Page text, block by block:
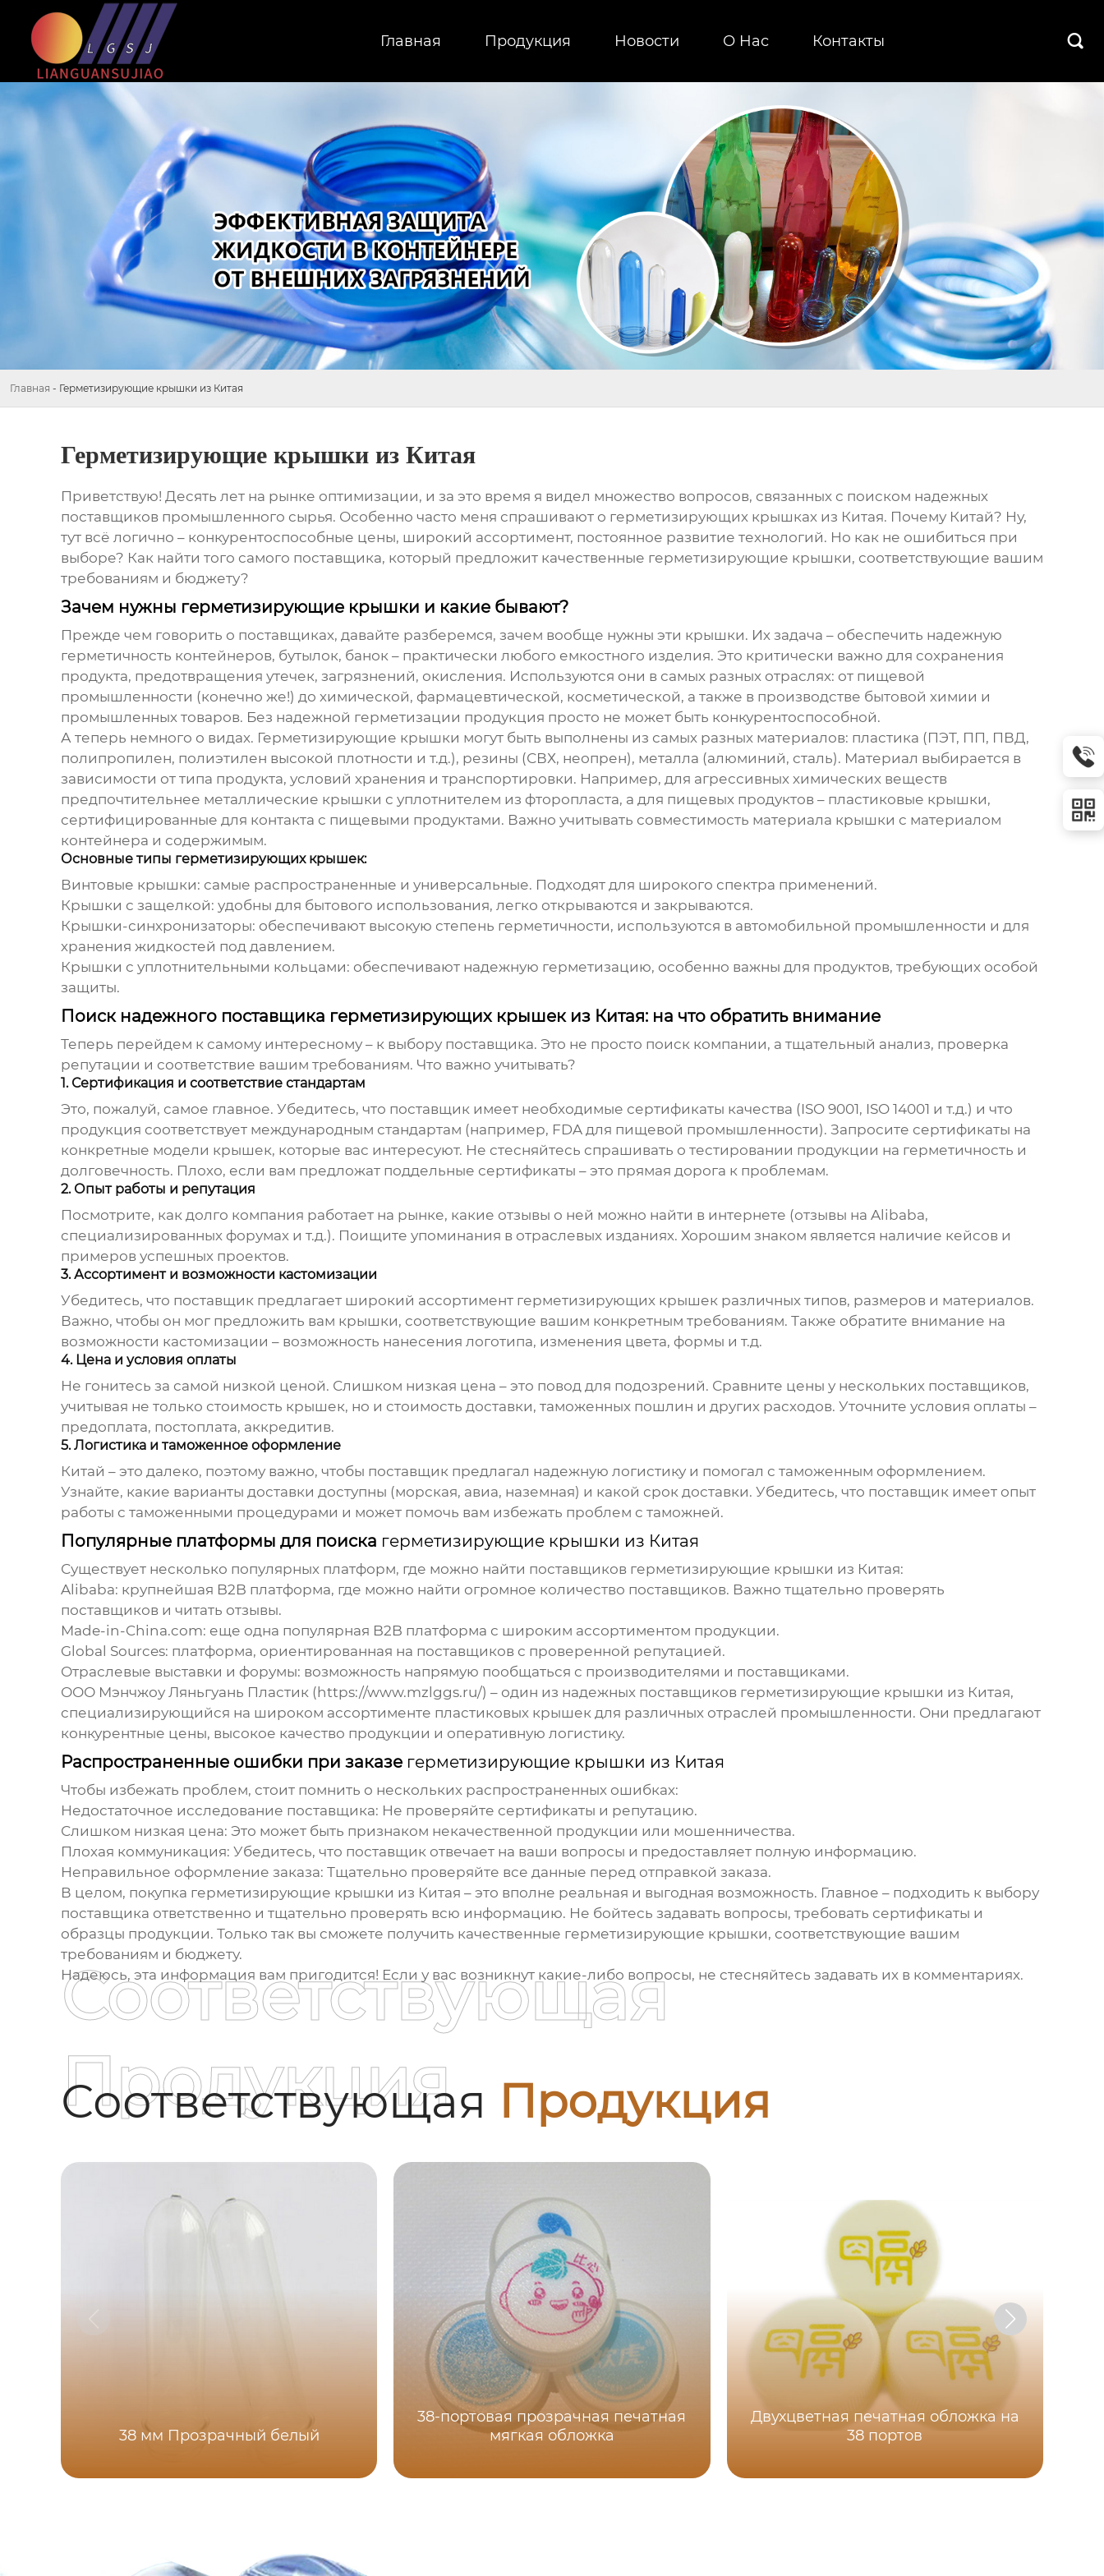
Главная Продукция Новости О Hас Контакты 
Главная - Герметизирующие крышки из Китая
Герметизирующие крышки из Китая
Приветствую! Десять лет на рынке оптимизации, и за это время я видел множество вопросов, связанных с поиском надежных
поставщиков промышленного сырья. Особенно часто меня спрашивают о герметизирующих крышках из Китая. Почему Китай? Ну,
тут всё логично – конкурентоспособные цены, широкий ассортимент, постоянное развитие технологий. Но как не ошибиться при
выборе? Как найти того самого поставщика, который предложит качественные герметизирующие крышки, соответствующие вашим
требованиям и бюджету?
Зачем нужны герметизирующие крышки и какие бывают?
Прежде чем говорить о поставщиках, давайте разберемся, зачем вообще нужны эти крышки. Их задача – обеспечить надежную
герметичность контейнеров, бутылок, банок – практически любого емкостного изделия. Это критически важно для сохранения
продукта, предотвращения утечек, загрязнений, окисления. Используются они в самых разных отраслях: от пищевой
промышленности (конечно же!) до химической, фармацевтической, косметической, а также в производстве бытовой химии и
промышленных товаров. Без надежной герметизации продукция просто не может быть конкурентоспособной.
А теперь немного о видах. Герметизирующие крышки могут быть выполнены из самых разных материалов: пластика (ПЭТ, ПП, ПВД,
полипропилен, полиэтилен высокой плотности и т.д.), резины (СВХ, неопрен), металла (алюминий, сталь). Материал выбирается в
зависимости от типа продукта, условий хранения и транспортировки. Например, для агрессивных химических веществ
предпочтительнее металлические крышки с уплотнителем из фторопласта, а для пищевых продуктов – пластиковые крышки,
сертифицированные для контакта с пищевыми продуктами. Важно учитывать совместимость материала крышки с материалом
контейнера и содержимым.
Основные типы герметизирующих крышек:
Винтовые крышки: самые распространенные и универсальные. Подходят для широкого спектра применений.
Крышки с защелкой: удобны для бытового использования, легко открываются и закрываются.
Крышки-синхронизаторы: обеспечивают высокую степень герметичности, используются в автомобильной промышленности и для
хранения жидкостей под давлением.
Крышки с уплотнительными кольцами: обеспечивают надежную герметизацию, особенно важны для продуктов, требующих особой
защиты.
Поиск надежного поставщика герметизирующих крышек из Китая: на что обратить внимание
Теперь перейдем к самому интересному – к выбору поставщика. Это не просто поиск компании, а тщательный анализ, проверка
репутации и соответствие вашим требованиям. Что важно учитывать?
1. Сертификация и соответствие стандартам
Это, пожалуй, самое главное. Убедитесь, что поставщик имеет необходимые сертификаты качества (ISO 9001, ISO 14001 и т.д.) и что
продукция соответствует международным стандартам (например, FDA для пищевой промышленности). Запросите сертификаты на
конкретные модели крышек, которые вас интересуют. Не стесняйтесь спрашивать о тестировании продукции на герметичность и
долговечность. Плохо, если вам предложат поддельные сертификаты – это прямая дорога к проблемам.
2. Опыт работы и репутация
Посмотрите, как долго компания работает на рынке, какие отзывы о ней можно найти в интернете (отзывы на Alibaba,
специализированных форумах и т.д.). Поищите упоминания в отраслевых изданиях. Хорошим знаком является наличие кейсов и
примеров успешных проектов.
3. Ассортимент и возможности кастомизации
Убедитесь, что поставщик предлагает широкий ассортимент герметизирующих крышекразличных типов, размеров и материалов.
Важно, чтобы он мог предложить вам крышки, соответствующие вашим конкретным требованиям. Также обратите внимание на
возможности кастомизации – возможность нанесения логотипа, изменения цвета, формы и т.д.
4. Цена и условия оплаты
Не гонитесь за самой низкой ценой. Слишком низкая цена – это повод для подозрений. Сравните цены у нескольких поставщиков,
учитывая не только стоимость крышек, но и стоимость доставки, таможенных пошлин и других расходов. Уточните условия оплаты –
предоплата, постоплата, аккредитив.
5. Логистика и таможенное оформление
Китай – это далеко, поэтому важно, чтобы поставщик предлагал надежную логистику и помогал с таможенным оформлением.
Узнайте, какие варианты доставки доступны (морская, авиа, наземная) и какой срок доставки. Убедитесь, что поставщик имеет опыт
работы с таможенными процедурами и может помочь вам избежать проблем с таможней.
Популярные платформы для поиска герметизирующие крышки из Китая
Существует несколько популярных платформ, где можно найти поставщиков герметизирующие крышки из Китая:
Alibaba: крупнейшая B2B платформа, где можно найти огромное количество поставщиков. Важно тщательно проверять
поставщиков и читать отзывы.
Made-in-China.com: еще одна популярная B2B платформа с широким ассортиментом продукции.
Global Sources: платформа, ориентированная на поставщиков с проверенной репутацией.
Отраслевые выставки и форумы: возможность напрямую пообщаться с производителями и поставщиками.
ООО Мэнчжоу Ляньгуань Пластик (https://www.mzlggs.ru/) – один из надежных поставщиков герметизирующие крышки из Китая,
специализирующийся на широком ассортименте пластиковых крышек для различных отраслей промышленности. Они предлагают
конкурентные цены, высокое качество продукции и оперативную логистику.
Распространенные ошибки при заказе герметизирующие крышки из Китая
Чтобы избежать проблем, стоит помнить о нескольких распространенных ошибках:
Недостаточное исследование поставщика: Не проверяйте сертификаты и репутацию.
Слишком низкая цена: Это может быть признаком некачественной продукции или мошенничества.
Плохая коммуникация: Убедитесь, что поставщик отвечает на ваши вопросы и предоставляет полную информацию.
Неправильное оформление заказа: Тщательно проверяйте все данные перед отправкой заказа.
В целом, покупка герметизирующие крышки из Китая – это вполне реальная и выгодная возможность. Главное – подходить к выбору
поставщика ответственно и тщательно проверять всю информацию. Не бойтесь задавать вопросы, требовать сертификаты и
образцы продукции. Только так вы сможете получить качественные герметизирующие крышки, соответствующие вашим
требованиям и бюджету.
Надеюсь, эта информация вам пригодится! Если у вас возникнут какие-либо вопросы, не стесняйтесь задавать их в комментариях.
Соответствующая Продукция
Соответствующая
Продукция
38 мм Прозрачный белый
38-портовая прозрачная печатная
мягкая обложка
Двухцветная печатная обложка на
38 портов